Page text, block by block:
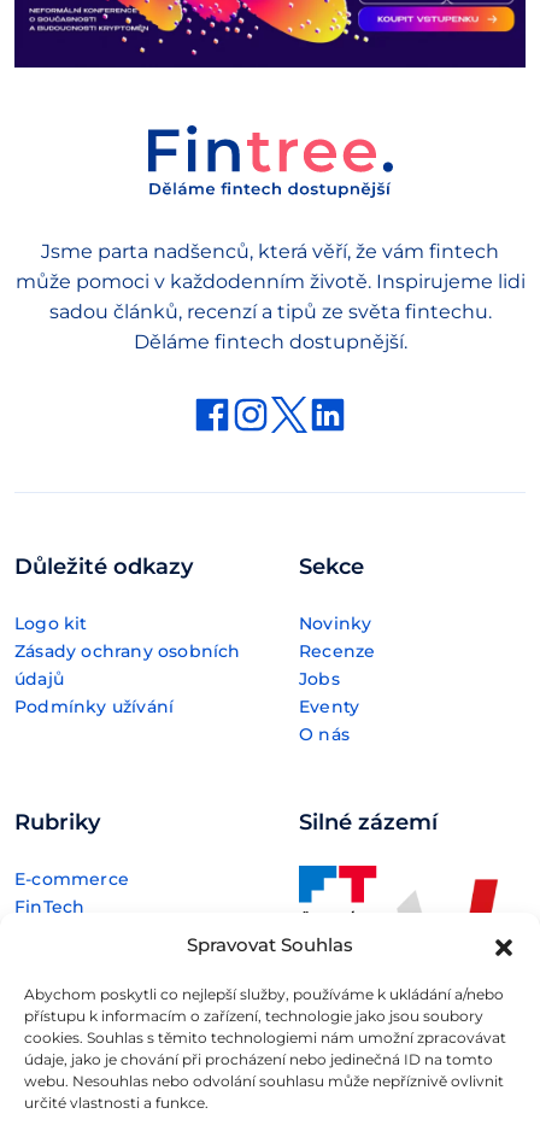
Spravovat Souhlas
Abychom poskytli co nejlepší služby, používáme k ukládání a/nebo
přístupu k informacím o zařízení, technologie jako jsou soubory
cookies. Souhlas s těmito technologiemi nám umožní zpracovávat
údaje, jako je chování při procházení nebo jedinečná ID na tomto
webu. Nesouhlas nebo odvolání souhlasu může nepříznivě ovlivnit
určité vlastnosti a funkce.
Jsme parta nadšenců, která věří, že vám fintech
může pomoci v každodenním životě. Inspirujeme lidi
sadou článků, recenzí a tipů ze světa fintechu.
Děláme fintech dostupnější.
Důležité odkazy
Logo kit
Zásady ochrany osobních
údajů
Podmínky užívání
Sekce
Novinky
Recenze
Jobs
Eventy
O nás
Rubriky
E-commerce
FinTech
Technologie
Silné zázemí